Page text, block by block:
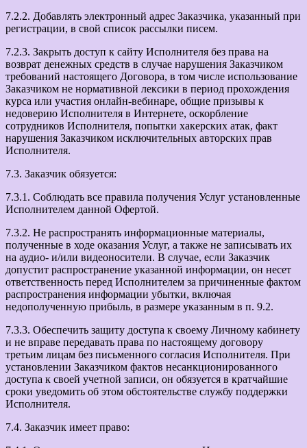
7.2.2. Добавлять электронный адрес Заказчика, указанный при
регистрации, в свой список рассылки писем.
7.2.3. Закрыть доступ к сайту Исполнителя без права на
возврат денежных средств в случае нарушения Заказчиком
требований настоящего Договора, в том числе использование
Заказчиком не нормативной лексики в период прохождения
курса или участия онлайн-вебинаре, общие призывы к
недоверию Исполнителя в Интернете, оскорбление
сотрудников Исполнителя, попытки хакерских атак, факт
нарушения Заказчиком исключительных авторских прав
Исполнителя.
7.3. Заказчик обязуется:
7.3.1. Соблюдать все правила получения Услуг установленные
Исполнителем данной Офертой.
7.3.2. Не распространять информационные материалы,
полученные в ходе оказания Услуг, а также не записывать их
на аудио- и/или видеоносители. В случае, если Заказчик
допустит распространение указанной информации, он несет
ответственность перед Исполнителем за причиненные фактом
распространения информации убытки, включая
недополученную прибыль, в размере указанным в п. 9.2.
7.3.3. Обеспечить защиту доступа к своему Личному кабинету
и не вправе передавать права по настоящему договору
третьим лицам без письменного согласия Исполнителя. При
установлении Заказчиком фактов несанкционированного
доступа к своей учетной записи, он обязуется в кратчайшие
сроки уведомить об этом обстоятельстве службу поддержки
Исполнителя.
7.4. Заказчик имеет право: